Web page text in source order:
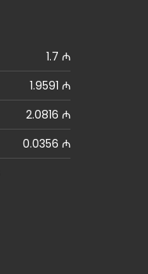
1.7 ₼
1.9591 ₼
2.0816 ₼
0.0356 ₼